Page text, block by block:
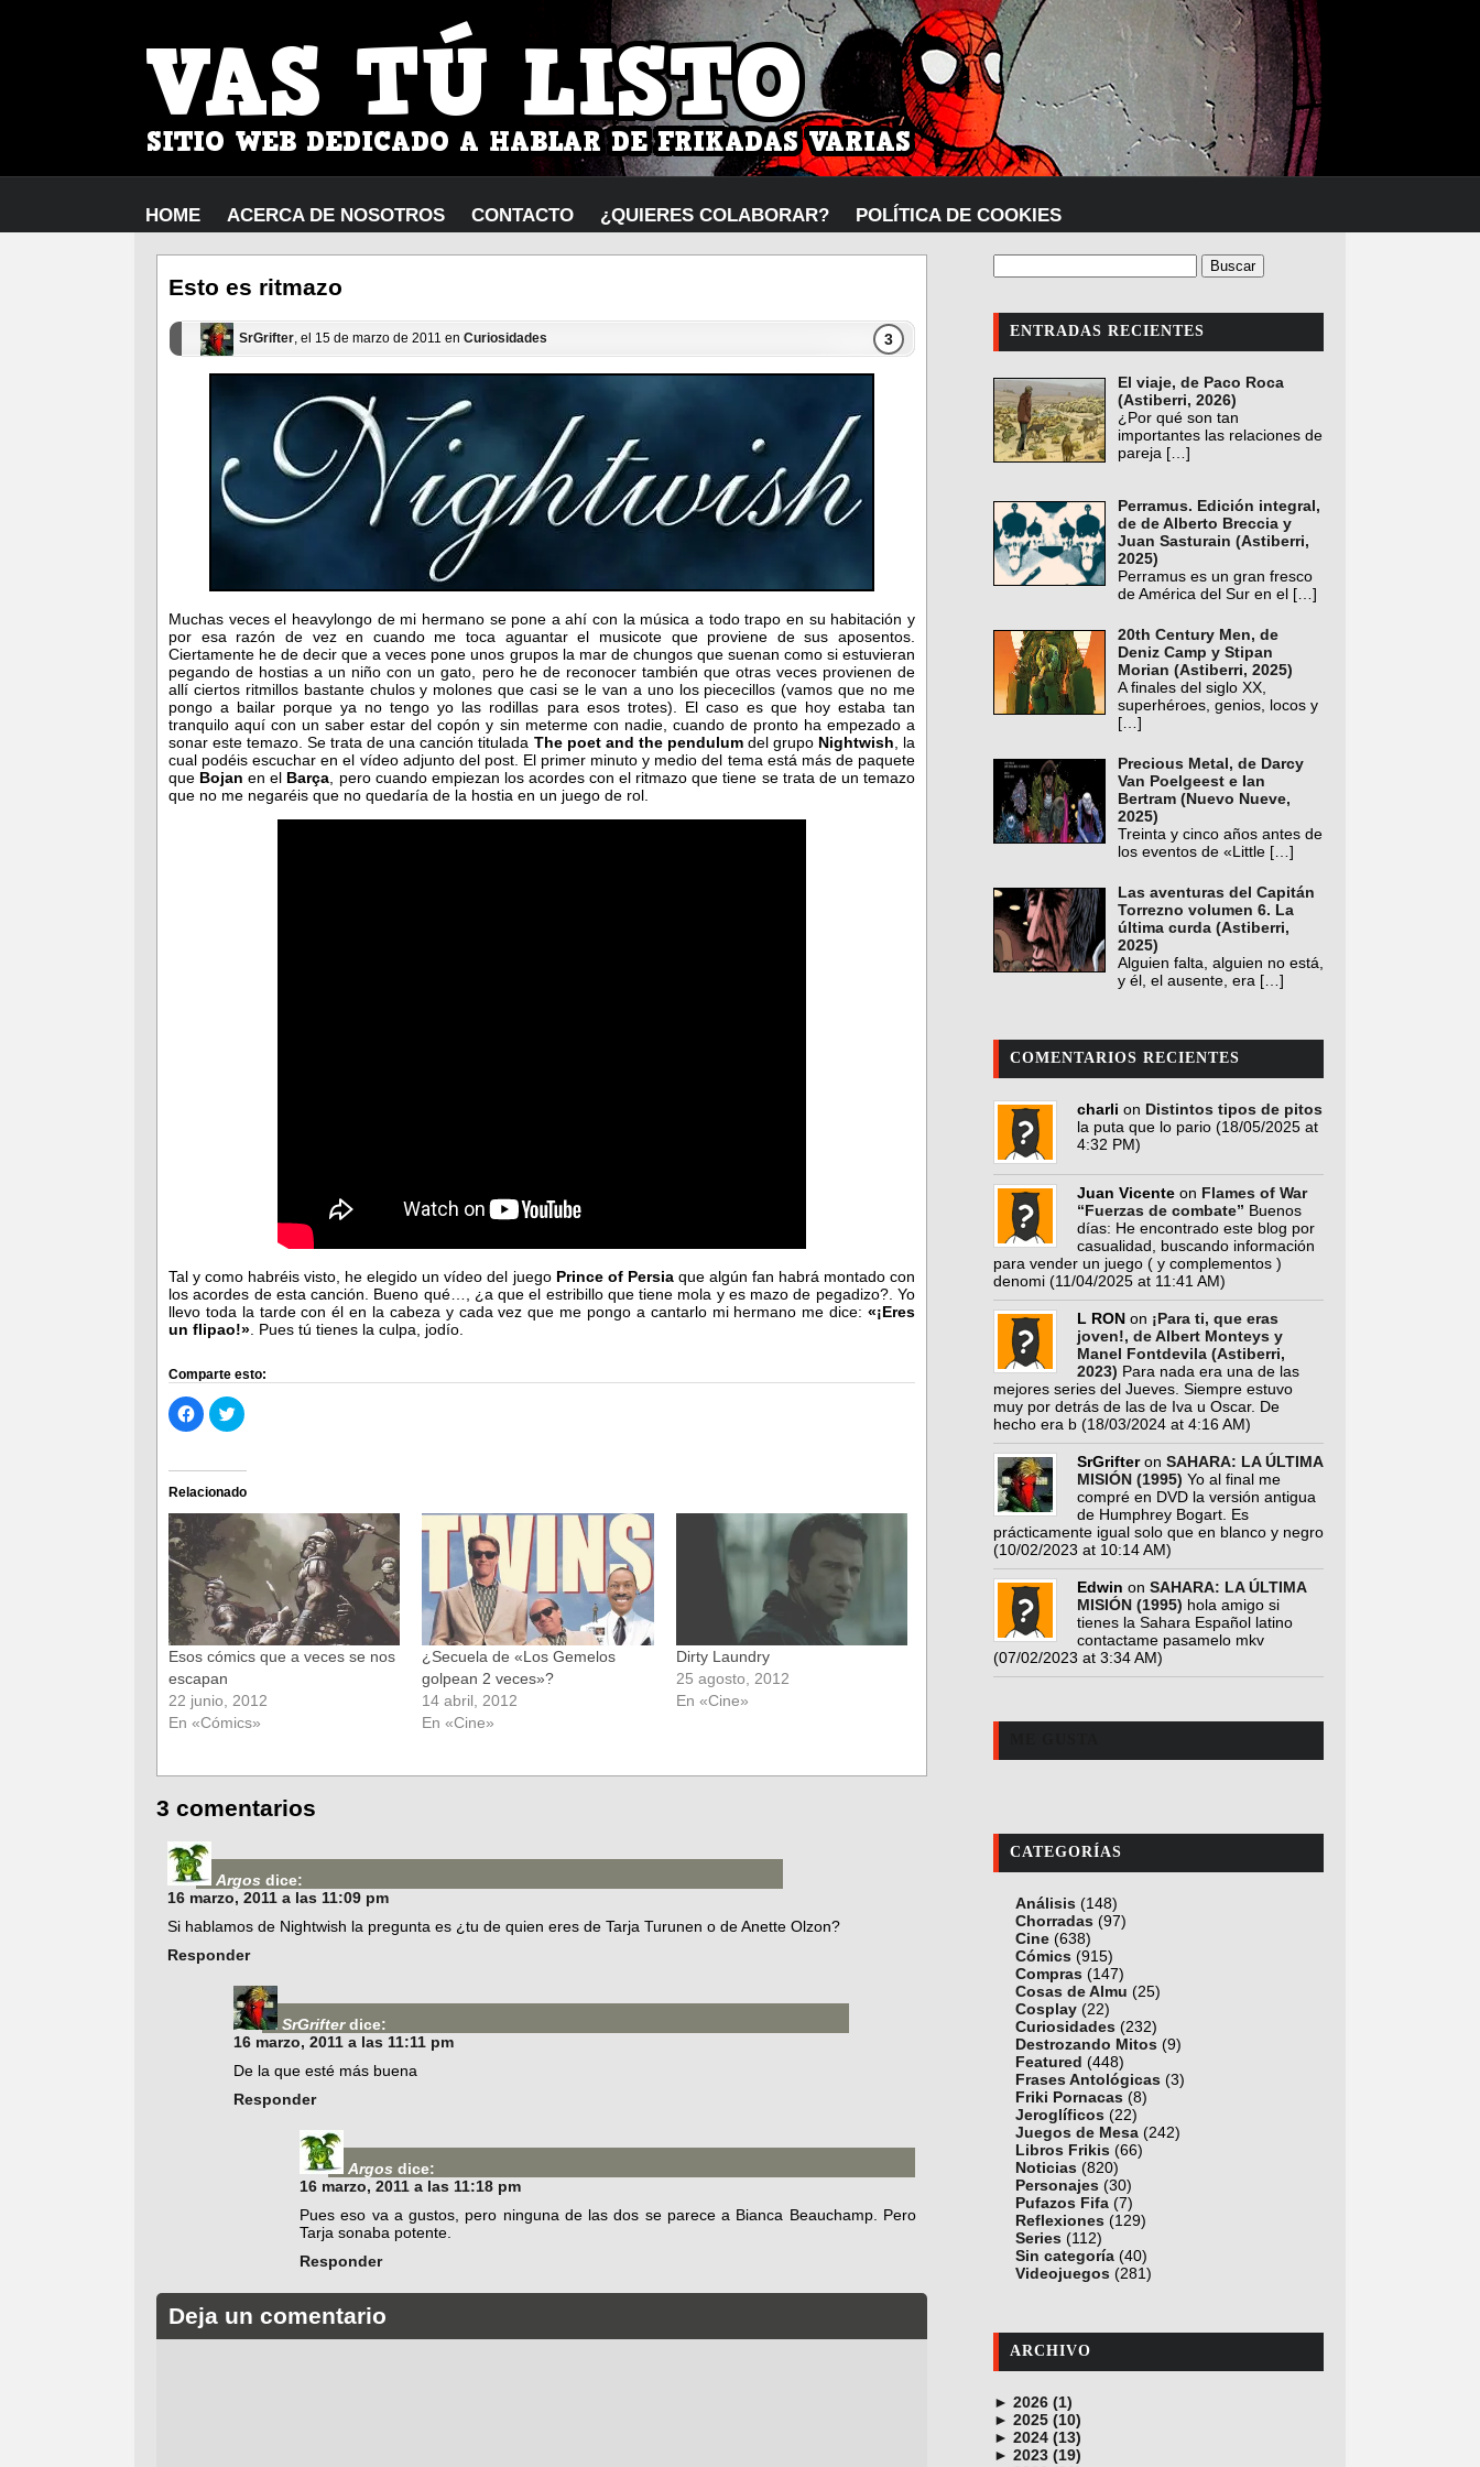
HOME ACERCA DE NOSOTROS CONTACTO ¿QUIERES COLABORAR? POLÍTICA DE COOKIES
Esto es ritmazo
SrGrifter, el 15 de marzo de 2011 en Curiosidades 3
Muchas veces el heavylongo de mi hermano se pone a ahí con la música a todo trapo en su habitación y
por esa razón de vez en cuando me toca aguantar el musicote que proviene de sus aposentos.
Ciertamente he de decir que a veces pone unos grupos la mar de chungos que suenan como si estuvieran
pegando de hostias a un niño con un gato, pero he de reconocer también que otras veces provienen de
allí ciertos ritmillos bastante chulos y molones que casi se le van a uno los piececillos (vamos que no me
pongo a bailar porque ya no tengo yo las rodillas para esos trotes). El caso es que hoy estaba tan
tranquilo aquí con un saber estar del copón y sin meterme con nadie, cuando de pronto ha empezado a
sonar este temazo. Se trata de una canción titulada The poet and the pendulumdel grupo Nightwish , la
cual podéis escuchar en el vídeo adjunto del post. El primer minuto y medio del tema está más de paquete
que Bojanen el Barça , pero cuando empiezan los acordes con el ritmazo que tiene se trata de un temazo
que no me negaréis que no quedaría de la hostia en un juego de rol.
Tal y como habréis visto, he elegido un vídeo del juego Prince of Persiaque algún fan habrá montado con
los acordes de esta canción. Bueno qué…, ¿a que el estribillo que tiene mola y es mazo de pegadizo?. Yo
llevo toda la tarde con él en la cabeza y cada vez que me pongo a cantarlo mi hermano me dice: «¡Eres
un flipao!» . Pues tú tienes la culpa, jodío.
Comparte esto:
Haz
clic
para
Facebook
(Se
abre
en
una
ventana
nueva)
Haz
clic
Twitter
(Se
abre
en
una
ventana
nueva)
Relacionado
Esos cómics que a veces se nos
escapan
22 junio, 2012
En «Cómics»
¿Secuela de «Los Gemelos
golpean 2 veces»?
14 abril, 2012
En «Cine»
Dirty Laundry
25 agosto, 2012
En «Cine»
3 comentarios
Argos dice:
16 marzo, 2011 a las 11:09 pm
Si hablamos de Nightwish la pregunta es ¿tu de quien eres de Tarja Turunen o de Anette Olzon?
Responder
SrGrifter dice:
16 marzo, 2011 a las 11:11 pm
De la que esté más buena
Responder
Argos dice:
16 marzo, 2011 a las 11:18 pm
Pues eso va a gustos, pero ninguna de las dos se parece a Bianca Beauchamp. Pero
Tarja sonaba potente.
Responder
Deja un comentario
ENTRADAS RECIENTES
El viaje, de Paco Roca
(Astiberri, 2026)
¿Por qué son tan
importantes las relaciones de
pareja […]
Perramus. Edición integral,
de de Alberto Breccia y
Juan Sasturain (Astiberri,
2025)
Perramus es un gran fresco
de América del Sur en el […]
20th Century Men, de
Deniz Camp y Stipan
Morian (Astiberri, 2025)
A finales del siglo XX,
superhéroes, genios, locos y
[…]
Precious Metal, de Darcy
Van Poelgeest e Ian
Bertram (Nuevo Nueve,
2025)
Treinta y cinco años antes de
los eventos de «Little […]
Las aventuras del Capitán
Torrezno volumen 6. La
última curda (Astiberri,
2025)
Alguien falta, alguien no está,
y él, el ausente, era […]
COMENTARIOS RECIENTES
charli on Distintos tipos de pitos
la puta que lo pario (18/05/2025 at
4:32 PM)
Juan Vicente on Flames of War
“Fuerzas de combate” Buenos
días: He encontrado este blog por
casualidad, buscando información
para vender un juego ( y complementos )
denomi (11/04/2025 at 11:41 AM)
L RON on ¡Para ti, que eras
joven!, de Albert Monteys y
Manel Fontdevila (Astiberri,
2023) Para nada era una de las
mejores series del Jueves. Siempre estuvo
muy por detrás de las de Iva u Oscar. De
hecho era b (18/03/2024 at 4:16 AM)
SrGrifteron SAHARA: LA ÚLTIMA
MISIÓN (1995) Yo al final me
compré en DVD la versión antigua
de Humphrey Bogart. Es
prácticamente igual solo que en blanco y negro
(10/02/2023 at 10:14 AM)
Edwin on SAHARA: LA ÚLTIMA
MISIÓN (1995) hola amigo si
tienes la Sahara Español latino
contactame pasamelo mkv
(07/02/2023 at 3:34 AM)
CATEGORÍAS
Análisis (148)
Chorradas (97)
Cine (638)
Cómics (915)
Compras (147)
Cosas de Almu (25)
Cosplay (22)
Curiosidades (232)
Destrozando Mitos (9)
Featured (448)
Frases Antológicas (3)
Friki Pornacas (8)
Jeroglíficos (22)
Juegos de Mesa (242)
Libros Frikis (66)
Noticias (820)
Personajes (30)
Pufazos Fifa (7)
Reflexiones (129)
Series (112)
Sin categoría (40)
Videojuegos (281)
ARCHIVO
► 2026 (1)
junio (1)
► 2025 (10)
noviembre (1)
octubre (1)
► 2024 (13)
diciembre (4)
► 2023 (19)